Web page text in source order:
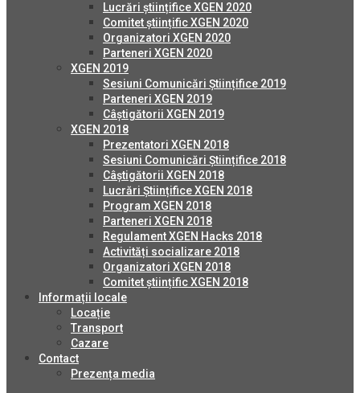
Lucrări științifice XGEN 2020
Comitet științific XGEN 2020
Organizatori XGEN 2020
Parteneri XGEN 2020
XGEN 2019
Sesiuni Comunicări Științifice 2019
Parteneri XGEN 2019
Câștigătorii XGEN 2019
XGEN 2018
Prezentatori XGEN 2018
Sesiuni Comunicări Științifice 2018
Câștigătorii XGEN 2018
Lucrări Științifice XGEN 2018
Program XGEN 2018
Parteneri XGEN 2018
Regulament XGEN Hacks 2018
Activități socializare 2018
Organizatori XGEN 2018
Comitet științific XGEN 2018
Informații locale
Locație
Transport
Cazare
Contact
Prezența media